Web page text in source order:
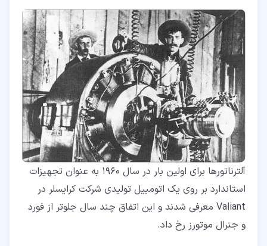
آلترناتورها برای اولین بار در سال 1960 به عنوان تجهیزات
استاندارد بر روی یک اتومبیل تولیدی شرکت کرایسلر در
Valiant معرفی شدند و این اتفاق چند سال جلوتر از فورد
و جنرال موتورز رخ داد.